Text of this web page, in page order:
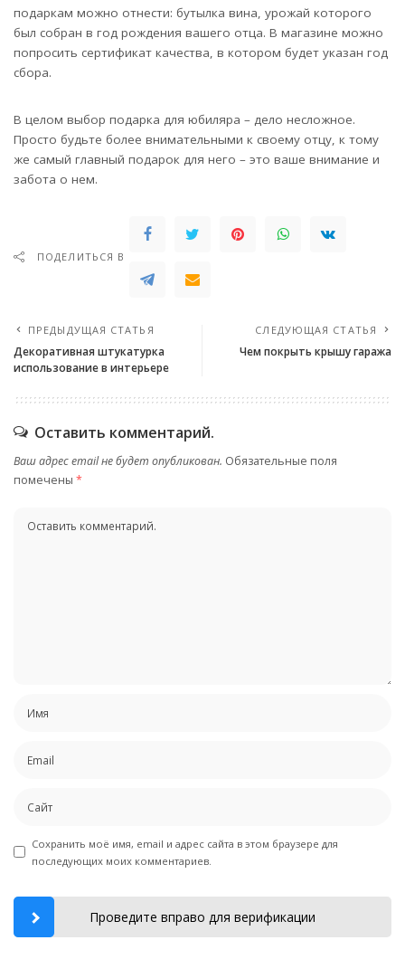
подаркам можно отнести: бутылка вина, урожай которого
был собран в год рождения вашего отца. В магазине можно
попросить сертификат качества, в котором будет указан год
сбора.
В целом выбор подарка для юбиляра – дело несложное.
Просто будьте более внимательными к своему отцу, к тому
же самый главный подарок для него – это ваше внимание и
забота о нем.
ПОДЕЛИТЬСЯ В
ПРЕДЫДУЩАЯ СТАТЬЯ
Декоративная штукатурка
использование в интерьере
СЛЕДУЮЩАЯ СТАТЬЯ
Чем покрыть крышу гаража
Оставить комментарий.
Ваш адрес email не будет опубликован. Обязательные поля
помечены *
Сохранить моё имя, email и адрес сайта в этом браузере для
последующих моих комментариев.
Проведите вправо для верификации